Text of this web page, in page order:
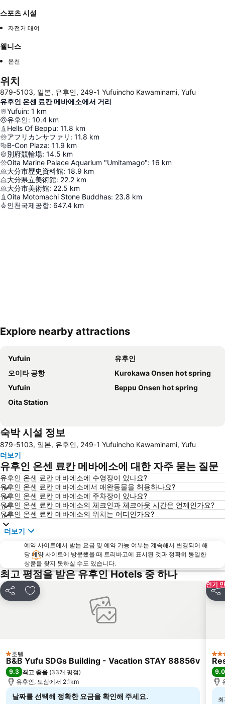
스포츠 시설
자전거 대여
웰니스
온천
위치
879-5103, 일본, 유후인, 249-1 Yufuincho Kawaminami, Yufu
유후인 온센 료칸 메바에소에서 거리
Yufuin: 1 km
유후인: 10.4 km
Hells Of Beppu: 11.8 km
アフリカンサファリ : 11.8 km
B-Con Plaza: 11.9 km
別府競輪場: 14.5 km
Oita Marine Palace Aquarium "Umitamago": 16 km
大分市歴史資料館: 18.9 km
大分県立美術館: 22.2 km
大分市美術館: 22.5 km
Oita Motomachi Stone Buddhas: 23.8 km
인천국제공항: 647.4 km
Explore nearby attractions
Yufuin
유후인
오이타 공항
Kurokawa Onsen hot spring
Yufuin
Beppu Onsen hot spring
Oita Station
숙박 시설 정보
879-5103, 일본, 유후인, 249-1 Yufuincho Kawaminami, Yufu
더보기
유후인 온센 료칸 메바에소에 대한 자주 묻는 질문
유후인 온센 료칸 메바에소에 수영장이 있나요?
유후인 온센 료칸 메바에소에서 애완동물을 허용하나요?
유후인 온센 료칸 메바에소에 주차장이 있나요?
유후인 온센 료칸 메바에소의 체크인과 체크아웃 시간은 언제인가요?
유후인 온센 료칸 메바에소의 위치는 어디인가요?
더보기
예약 사이트에서 받는 요금 및 예약 가능 여부는 계속해서 변경되어 해
당 예약 사이트에 방문했을 때 트리바고에 표시된 것과 정확히 동일한
상품을 찾지 못하실 수도 있습니다.
최고 평점을 받은 유후인 Hotels 중 하나
공유 즐겨찾기에 추가
1 성급
호텔
B&B Yufu SDGs Building - Vacation STAY 88856v
9.3 최고 좋음 (33개 평점)
유후인, 도심에서 2.1km
날짜를 선택해 정확한 요금을 확인해 주세요.
인기
공유
5
9.0